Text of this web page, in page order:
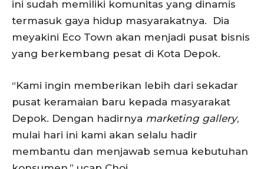
ini sudah memiliki komunitas yang dinamis
termasuk gaya hidup masyarakatnya. Dia
meyakini Eco Town akan menjadi pusat bisnis
yang berkembang pesat di Kota Depok.
“Kami ingin memberikan lebih dari sekadar
pusat keramaian baru kepada masyarakat
Depok. Dengan hadirnya marketing gallery,
mulai hari ini kami akan selalu hadir
membantu dan menjawab semua kebutuhan